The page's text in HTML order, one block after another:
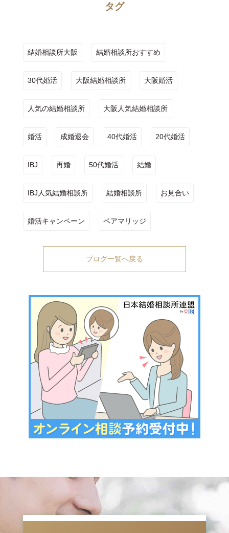
タグ
結婚相談所大阪 結婚相談所おすすめ
30代婚活 大阪結婚相談所 大阪婚活
人気の結婚相談所 大阪人気結婚相談所
婚活 成婚退会 40代婚活 20代婚活
IBJ 再婚 50代婚活 結婚
IBJ人気結婚相談所 結婚相談所 お見合い
婚活キャンペーン ペアマリッジ
ブログ一覧へ戻る